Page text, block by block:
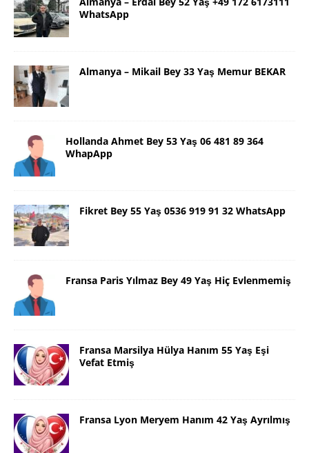
WhatsApp
Almanya – Mikail Bey 33 Yaş Memur BEKAR
Hollanda Ahmet Bey 53 Yaş 06 481 89 364
WhapApp
Fikret Bey 55 Yaş 0536 919 91 32 WhatsApp
Fransa Paris Yılmaz Bey 49 Yaş Hiç Evlenmemiş
Fransa Marsilya Hülya Hanım 55 Yaş Eşi
Vefat Etmiş
Fransa Lyon Meryem Hanım 42 Yaş Ayrılmış